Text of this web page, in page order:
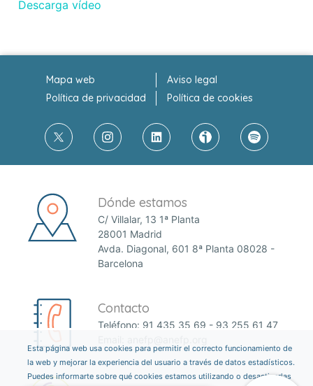
Descarga vídeo
Mapa web
Aviso legal
Política de privacidad
Política de cookies
Dónde estamos
C/ Villalar, 13 1ª Planta
28001 Madrid
Avda. Diagonal, 601 8ª Planta 08028 -
Barcelona
Contacto
Teléfono: 91 435 35 69 - 93 255 61 47
Esta página web usa cookies para permitir el correcto funcionamiento de
la web y mejorar la experiencia del usuario a través de datos estadísticos.
Puedes informarte sobre qué cookies estamos utilizando o desactivarlas